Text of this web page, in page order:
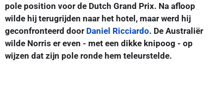
pole position voor de Dutch Grand Prix. Na afloop
wilde hij terugrijden naar het hotel, maar werd hij
geconfronteerd door Daniel Ricciardo. De Australiër
wilde Norris er even - met een dikke knipoog - op
wijzen dat zijn pole ronde hem teleurstelde.